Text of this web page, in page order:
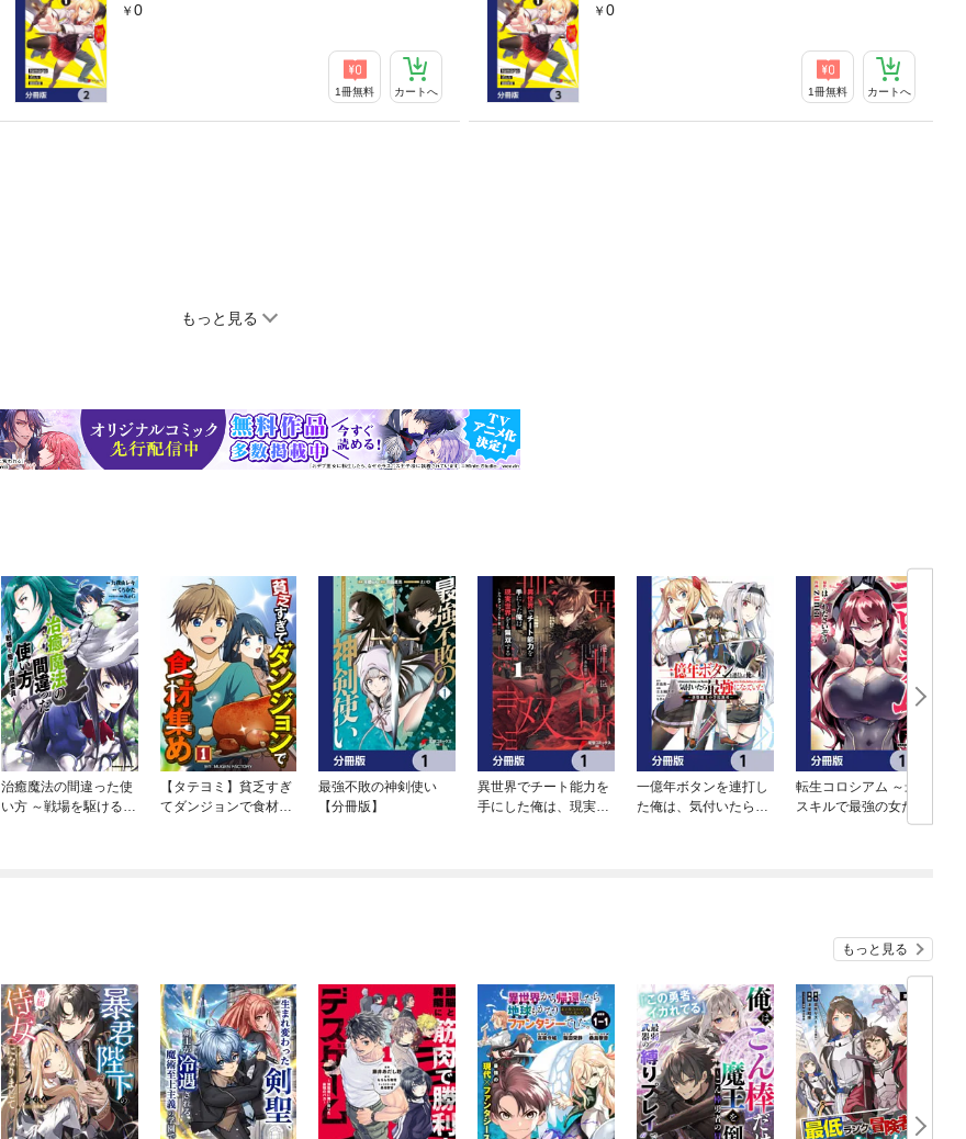
0
1冊無料 カートへ
0
1冊無料 カートへ
もっと見る
治癒魔法の間違った使
い方 ～戦場を駆ける回
【タテヨミ】貧乏すぎ
てダンジョンで食材集
最強不敗の神剣使い
【分冊版】
異世界でチート能力を
手にした俺は、現実世
一億年ボタンを連打し
た俺は、気付いたら最
転生コロシアム ～最弱
スキルで最強の女たち
を攻略して奴隷ハーレ
もっと見る